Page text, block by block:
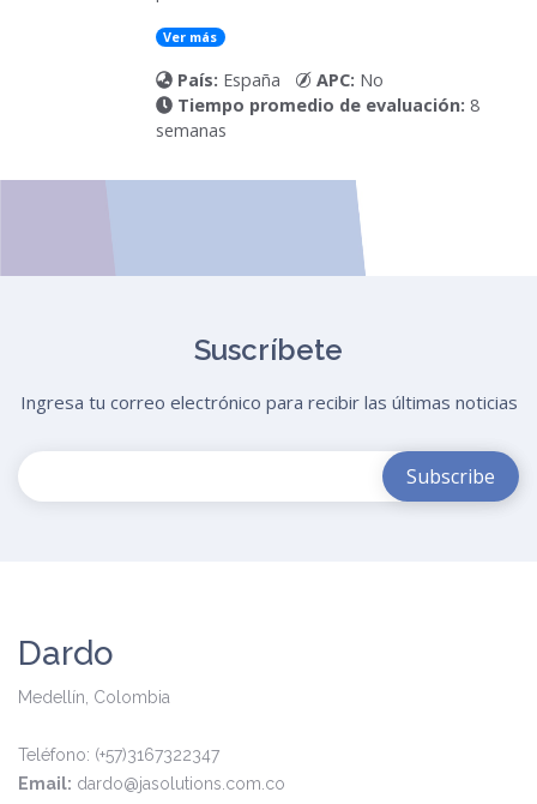
Ver más
País: España APC: No
Tiempo promedio de evaluación: 8
semanas
Suscríbete
Ingresa tu correo electrónico para recibir las últimas noticias
Dardo
Medellín, Colombia
Teléfono: (+57)3167322347
Email: dardo@jasolutions.com.co